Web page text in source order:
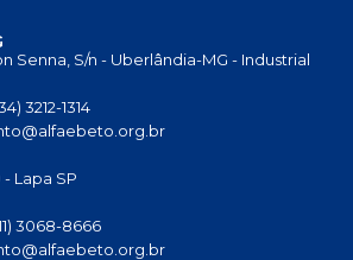
Senna, S/n - Uberlândia-MG - Industrial
3212-1314
Lapa SP
3068-8666